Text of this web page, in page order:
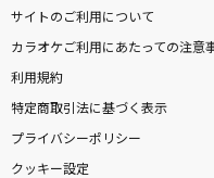
サイトのご利用について
カラオケご利用にあたっての注意
利用規約
特定商取引法に基づく表示
プライバシーポリシー
クッキー設定